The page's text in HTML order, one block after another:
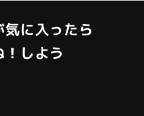
気に入ったら
！しよう